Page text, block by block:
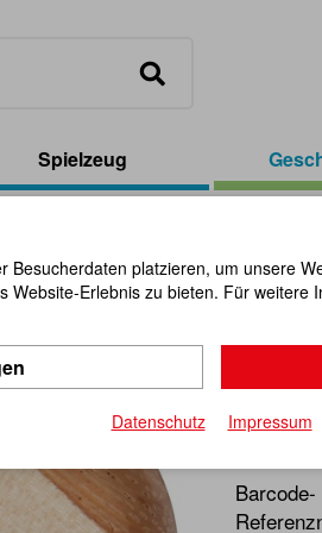
Spielzeug
Artikel-
Aus
Barcode-
Besucherdaten platzieren, um unsere
Website-Erlebnis zu bieten. Für weitere
Datenschutz Impressum